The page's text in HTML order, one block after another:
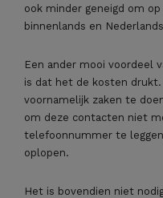
ook minder geneigd om
binnenlands en
Een ander mooi voordeel
is dat het de kosten
voornamelijk zaken te
om deze contacten niet
telefoonnummer te
oplopen.
Het is bovendien niet